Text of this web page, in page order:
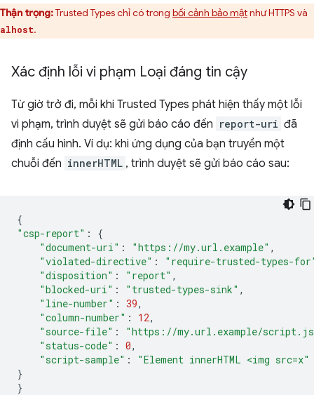
Thận trọng:Trusted Types chỉ có trong bối cảnh bảo mậtnhư HTTPS và
.
Xác định lỗi vi phạm Loại đáng tin cậy
Từ giờ trở đi, mỗi khi Trusted Types phát hiện thấy một lỗi
vi phạm, trình duyệt sẽ gửi báo cáo đến report-uri đã
định cấu hình. Ví dụ: khi ứng dụng của bạn truyền một
chuỗi đến innerHTML , trình duyệt sẽ gửi báo cáo sau:
{
"csp-report" :
{
"document-uri" : "https://my.url.example" ,
"violated-directive" :
"require-trusted-types-
"disposition" : "report" ,
"blocked-uri" : "trusted-types-sink" ,
"line-number" : 39,
"column-number" : 12,
"source-file" :
"https://my.url.example/
"status-code" : 0,
"script-sample" :
"Element innerHTML <img src=x"
}
}